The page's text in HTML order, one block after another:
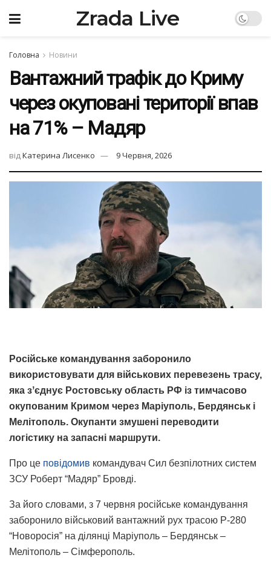
Zrada Live
Головна Новини
Вантажний трафік до Криму
через окуповані території впав
на 71% – Мадяр
відКатерина Лисенко 9 Червня, 2026
Російське командування заборонило
використовувати для військових перевезень трасу,
яка зʼєднує Ростовську область РФ із тимчасово
окупованим Кримом через Маріуполь, Бердянськ і
Мелітополь. Окупанти змушені переводити
логістику на запасні маршрути.
Про це повідомив командувач Сил безпілотних систем
ЗСУ Роберт “Мадяр” Бровді.
За його словами, з 7 червня російське командування
заборонило військовий вантажний рух трасою Р-280
“Новоросія” на ділянці Маріуполь – Бердянськ –
Мелітополь – Сімферополь.